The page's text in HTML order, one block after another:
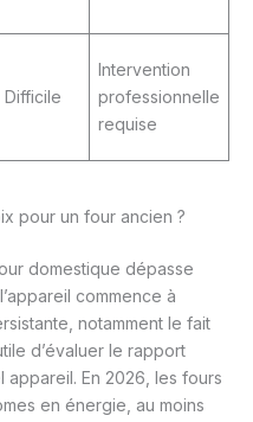
Difficile
Intervention
professionnelle
requise
pour un four ancien ?
domestique dépasse
commence à
notamment le fait
d’évaluer le rapport
appareil. En 2026, les fours
en énergie, au moins